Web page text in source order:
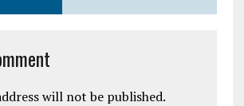
will not be published.